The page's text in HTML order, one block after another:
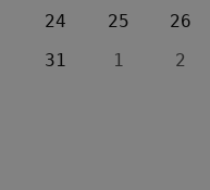
24
25 26
31
1 2